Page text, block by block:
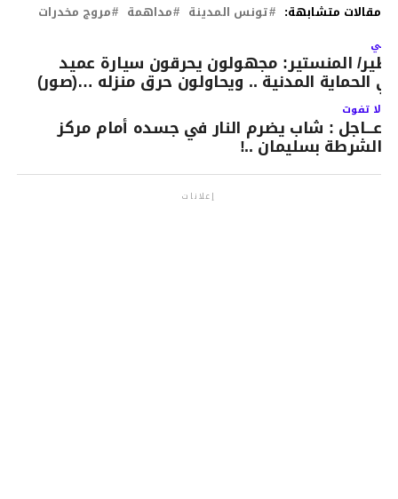
مقالات متشابهة: تونس المدينة مداهمة مروج مخدرات
المنستير: مجهولون يحرقون سيارة عميد
الحماية المدنية .. ويحاولون حرق منزله …(صور)
لا تفوت
عـــاجل : شاب يضرم النار في جسده أمام مركز
الشرطة بسليمان ..!
إعلانات